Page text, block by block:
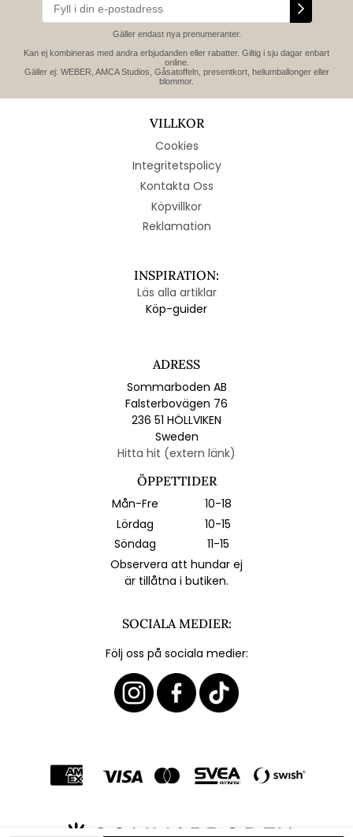
Gäller endast nya prenumeranter.
Kan ej kombineras med andra erbjudanden eller rabatter. Giltig i sju dagar enbart
online.
Gäller ej: WEBER, AMCA Studios, Gåsatoffeln, presentkort, heliumballonger eller
blommor.
VILLKOR
Cookies
Integritetspolicy
Kontakta Oss
Köpvillkor
Reklamation
INSPIRATION:
Läs alla artiklar
Köp-guider
ADRESS
Sommarboden AB
Falsterbovägen 76
236 51 HÖLLVIKEN
Sweden
Hitta hit (extern länk)
ÖPPETTIDER
Mån-Fre
10-18
Lördag
10-15
Söndag
11-15
Observera att hundar ej
är tillåtna i butiken.
SOCIALA MEDIER:
Följ oss på sociala medier: